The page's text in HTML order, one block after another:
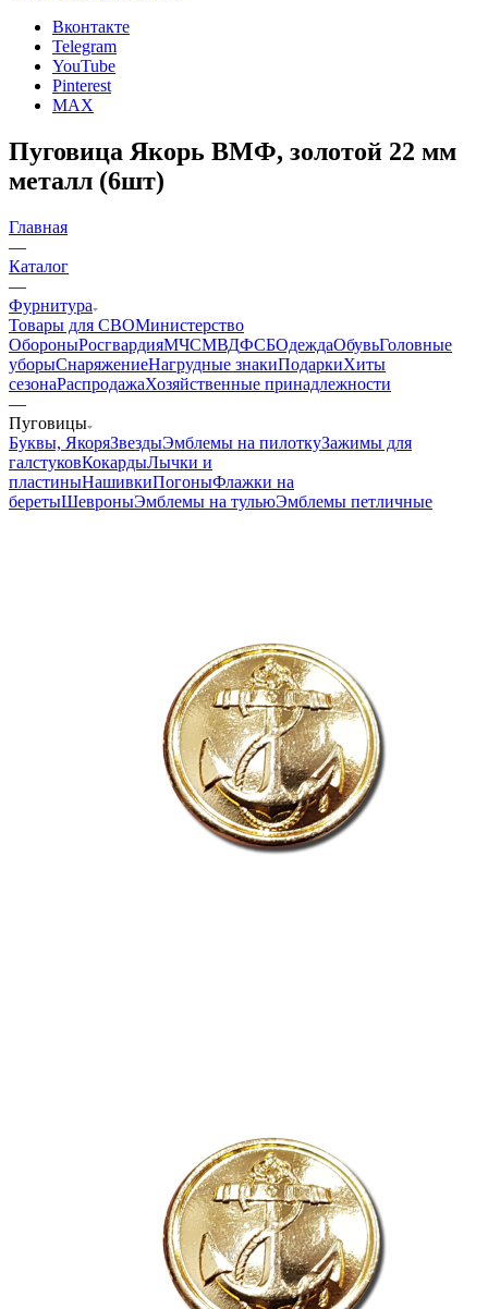
Вконтакте
Telegram
YouTube
Pinterest
MAX
Пуговица Якорь ВМФ, золотой 22 мм
металл (6шт)
Главная
—
Каталог
—
Фурнитура
Товары для СВОМинистерство
ОбороныРосгвардияМЧСМВДФСБОдеждаОбувьГоловные
уборыСнаряжениеНагрудные знакиПодаркиХиты
сезонаРаспродажаХозяйственные принадлежности
—
Пуговицы
Буквы, ЯкоряЗвездыЭмблемы на пилоткуЗажимы для
галстуковКокардыЛычки и
пластиныНашивкиПогоныФлажки на
беретыШевроныЭмблемы на тульюЭмблемы петличные